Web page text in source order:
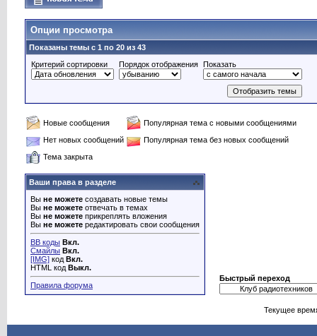
Опции просмотра
Показаны темы с 1 по 20 из 43
Критерий сортировки
Порядок отображения Показать
Новые сообщения
Популярная тема с новыми сообщениями
Нет новых сообщений
Популярная тема без новых сообщений
Тема закрыта
Ваши права в разделе
Вы не можете создавать новые темы
Вы не можете отвечать в темах
Вы не можете прикреплять вложения
Вы не можете редактировать свои сообщения
BB коды Вкл.
Смайлы Вкл.
[IMG] код Вкл.
HTML код Выкл.
Правила форума
Быстрый переход
Текущее